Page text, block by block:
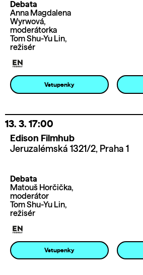
Debata
Anna Magdalena
Wyrwová,
moderátorka
Tom Shu-Yu Lin,
režisér
Vstupenky
13. 3. 17:00
Edison Filmhub
Jeruzalémská 1321/2, Praha 1
Debata
Matouš Horčička,
moderátor
Tom Shu-Yu Lin,
režisér
Vstupenky